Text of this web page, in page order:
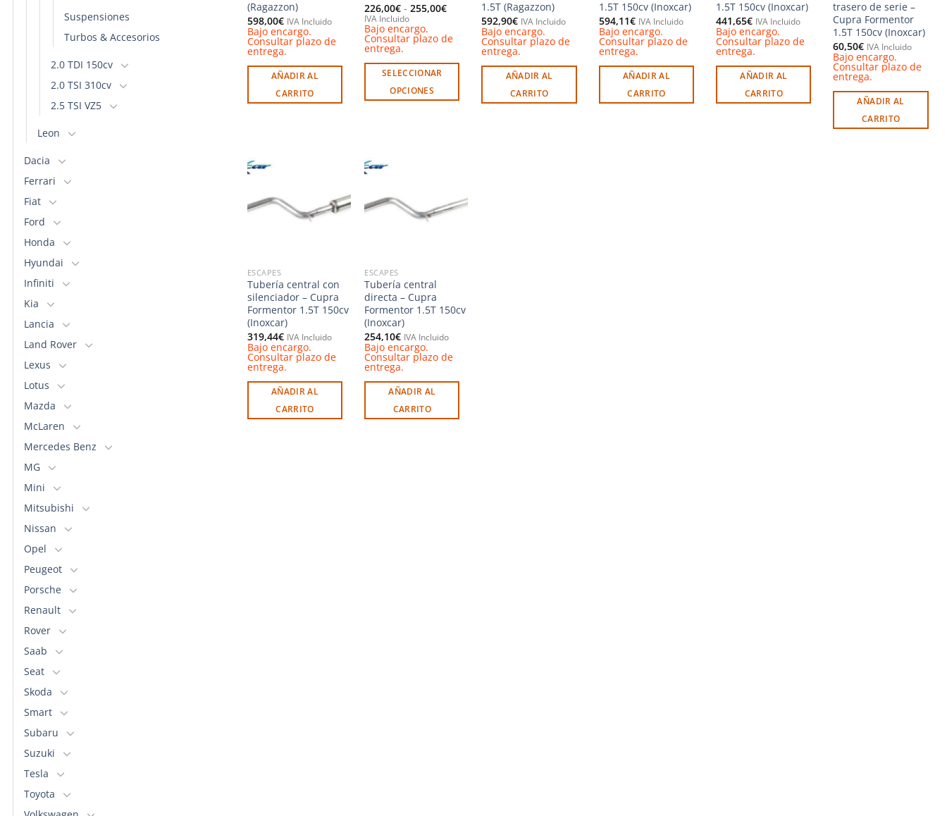
Suspensiones
Turbos & Accesorios
2.0 TDI 150cv
2.0 TSI 310cv
2.5 TSI VZ5
Leon
Dacia
Ferrari
Fiat
Ford
Honda
Hyundai
Infiniti
Kia
Lancia
Land Rover
Lexus
Lotus
Mazda
McLaren
Mercedes Benz
MG
Mini
Mitsubishi
Nissan
Opel
Peugeot
Porsche
Renault
Rover
Saab
Seat
Skoda
Smart
Subaru
Suzuki
Tesla
Toyota
(Ragazzon)
598,00€ IVA Incluido
Bajo encargo.
Consultar plazo de
entrega.
AÑADIR AL
CARRITO
226,00€ - 255,00€Rango
precios:
desde
226,00€
255,00€
IVA Incluido
Bajo encargo.
Consultar plazo de
entrega.
SELECCIONAR
OPCIONES
múltiples
variantes.
opciones
en
la
página
de
producto
1.5T (Ragazzon)
592,90€ IVA Incluido
Bajo encargo.
Consultar plazo de
entrega.
AÑADIR AL
CARRITO
1.5T 150cv (Inoxcar)
594,11€ IVA Incluido
Bajo encargo.
Consultar plazo de
entrega.
AÑADIR AL
CARRITO
1.5T 150cv (Inoxcar)
441,65€ IVA Incluido
Bajo encargo.
Consultar plazo de
entrega.
AÑADIR AL
CARRITO
trasero de serie –
Cupra Formentor
1.5T 150cv (Inoxcar)
60,50€ IVA Incluido
Bajo encargo.
Consultar plazo de
entrega.
AÑADIR AL
CARRITO
Añadir
a la
lista de
ESCAPES
Tubería central con
silenciador – Cupra
Formentor 1.5T 150cv
(Inoxcar)
319,44€ IVA Incluido
Bajo encargo.
Consultar plazo de
entrega.
AÑADIR AL
CARRITO
a la
lista de
ESCAPES
Tubería central
directa – Cupra
Formentor 1.5T 150cv
(Inoxcar)
254,10€ IVA Incluido
Bajo encargo.
Consultar plazo de
entrega.
AÑADIR AL
CARRITO